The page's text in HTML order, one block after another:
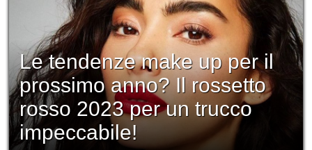
Le tendenze make up per il
prossimo anno? Il rossetto
rosso 2023 per un trucco
impeccabile!